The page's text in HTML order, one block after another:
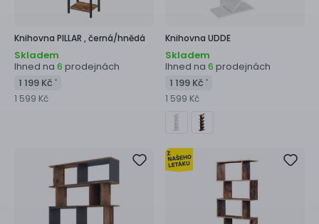
Knihovna PILLAR ,černá/hnědá
Skladem
Ihned na 6 prodejnách
1 199 Kč *
1 599 Kč
Knihovna UDDE
Skladem
Ihned na 6 prodejnách
1 199 Kč *
1 599 Kč